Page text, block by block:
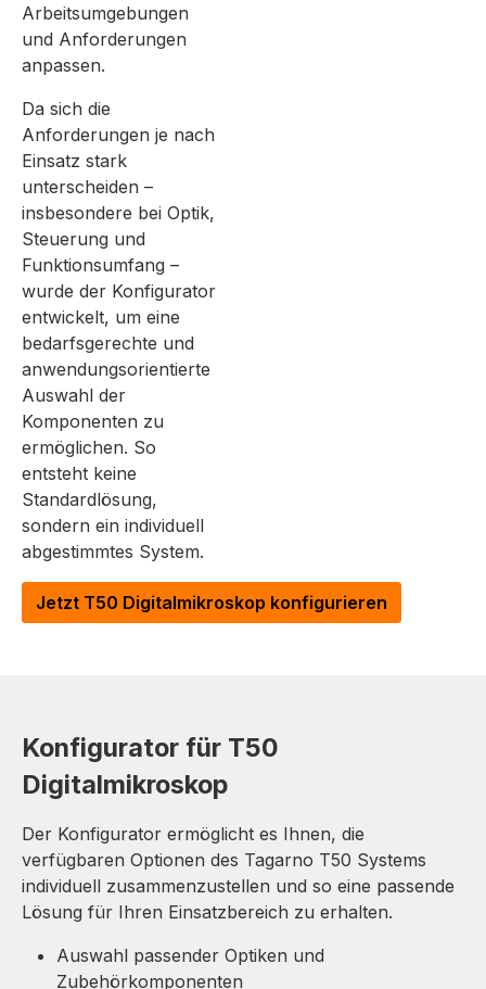
Arbeitsumgebungen
und Anforderungen
anpassen.
Da sich die
Anforderungen je nach
Einsatz stark
unterscheiden –
insbesondere bei Optik,
Steuerung und
Funktionsumfang –
wurde der Konfigurator
entwickelt, um eine
bedarfsgerechte und
anwendungsorientierte
Auswahl der
Komponenten zu
ermöglichen. So
entsteht keine
Standardlösung,
sondern ein individuell
abgestimmtes System.
Jetzt T50 Digitalmikroskop konfigurieren
Konfigurator für T50
Digitalmikroskop
Der Konfigurator ermöglicht es Ihnen, die
verfügbaren Optionen des Tagarno T50 Systems
individuell zusammenzustellen und so eine passende
Lösung für Ihren Einsatzbereich zu erhalten.
Auswahl passender Optiken und
Zubehörkomponenten